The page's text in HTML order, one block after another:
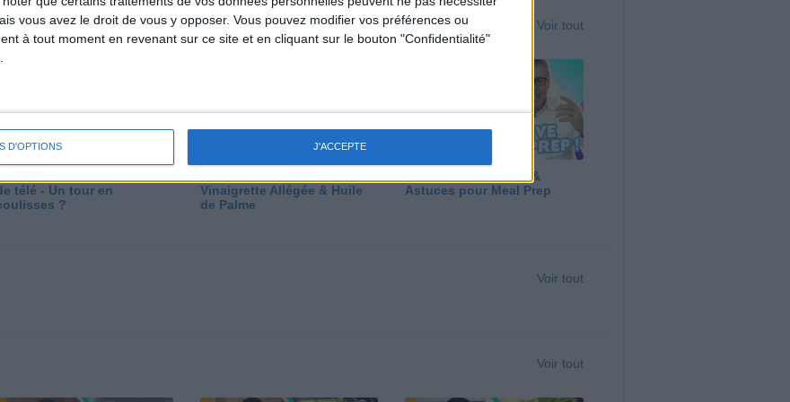
vous avez le droit de vous y opposer. Vous pouvez modifier vos préférences ou
à tout moment en revenant sur ce site et en cliquant sur le bouton "Confidentialité"
D'OPTIONS J'ACCEPTE
Voir tout
télé - Un tour en
?
Vinaigrette Allégée & Huile
de Palme
Panga, Huile d'Olive &
Astuces pour Meal Prep
Voir tout
Voir tout